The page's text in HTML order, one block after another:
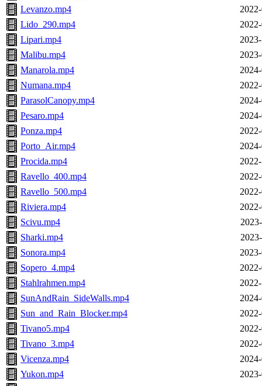
Levanzo.mp4
Lido_290.mp4
Lipari.mp4
Malibu.mp4
Manarola.mp4
Numana.mp4
ParasolCanopy.mp4
Pesaro.mp4
Ponza.mp4
Porto_Air.mp4
Procida.mp4
Ravello_400.mp4
Ravello_500.mp4
Riviera.mp4
Scivu.mp4
Sharki.mp4
Sonora.mp4
Sopero_4.mp4
Stahlrahmen.mp4
SunAndRain_SideWalls.mp4
Sun_and_Rain_Blocker.mp4
Tivano5.mp4
Tivano_3.mp4
Vicenza.mp4
Yukon.mp4